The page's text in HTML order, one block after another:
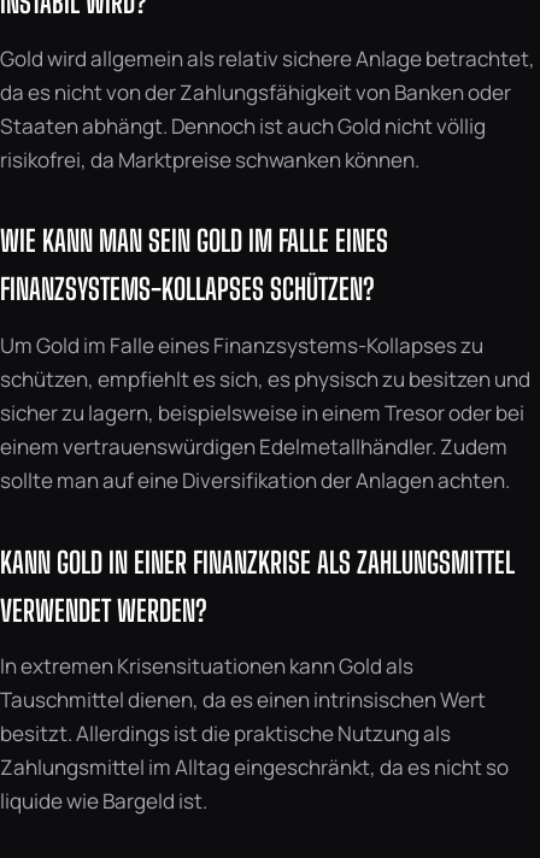
Gold wird allgemein als relativ sichere Anlage betrachtet,
da es nicht von der Zahlungsfähigkeit von Banken oder
Staaten abhängt. Dennoch ist auch Gold nicht völlig
risikofrei, da Marktpreise schwanken können.
WIE KANN MAN SEIN GOLD IM FALLE EINES
FINANZSYSTEMS-KOLLAPSES SCHÜTZEN?
Um Gold im Falle eines Finanzsystems-Kollapses zu
schützen, empfiehlt es sich, es physisch zu besitzen und
sicher zu lagern, beispielsweise in einem Tresor oder bei
einem vertrauenswürdigen Edelmetallhändler. Zudem
sollte man auf eine Diversifikation der Anlagen achten.
KANN GOLD IN EINER FINANZKRISE ALS ZAHLUNGSMITTEL
VERWENDET WERDEN?
In extremen Krisensituationen kann Gold als
Tauschmittel dienen, da es einen intrinsischen Wert
besitzt. Allerdings ist die praktische Nutzung als
Zahlungsmittel im Alltag eingeschränkt, da es nicht so
liquide wie Bargeld ist.